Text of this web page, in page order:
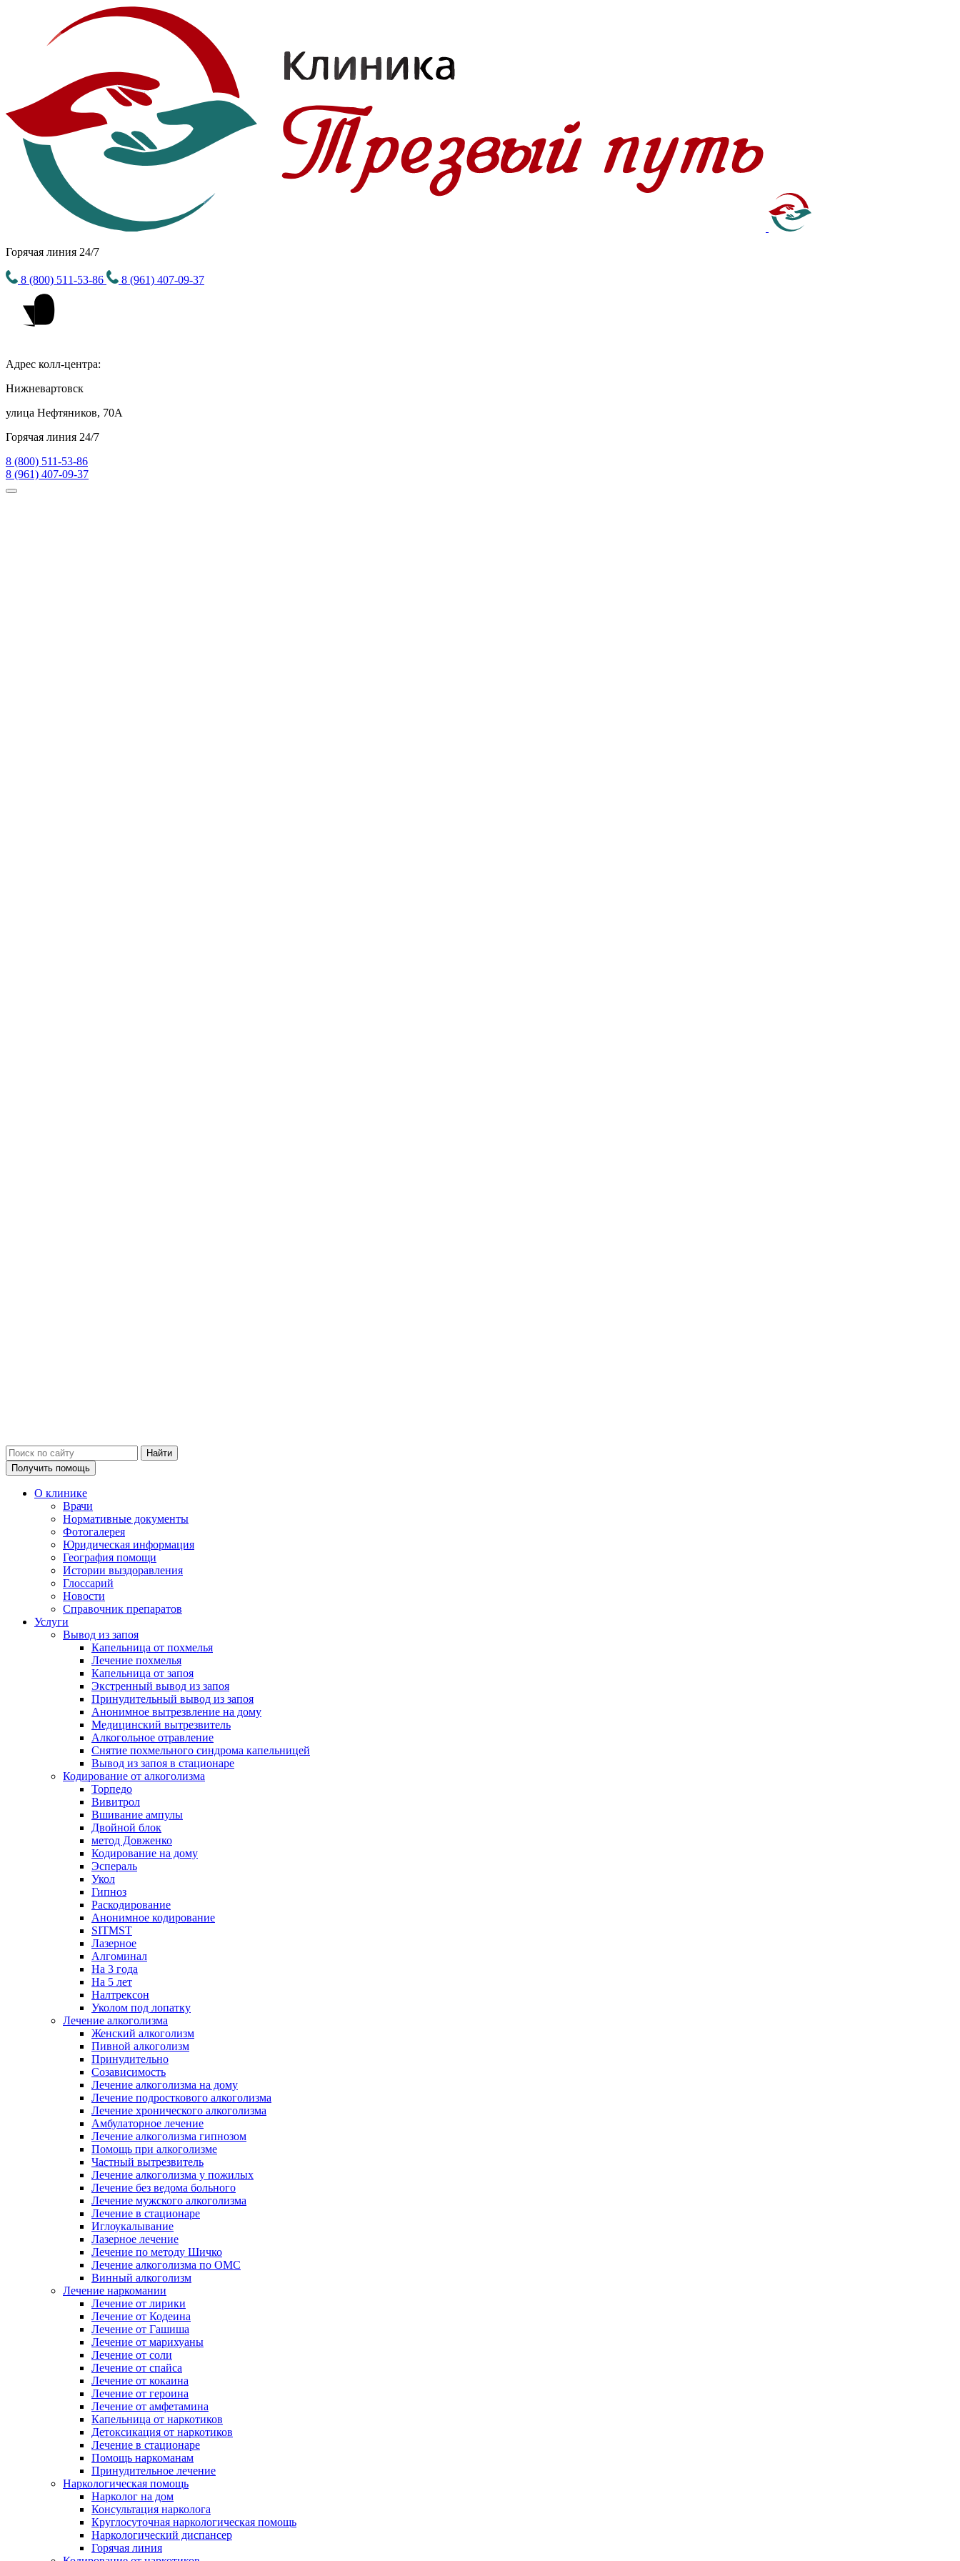
Горячая линия 24/7
8 (800) 511-53-86 8 (961) 407-09-37
Адрес колл-центра:
Нижневартовск
улица Нефтяников, 70А
Горячая линия 24/7
8 (800) 511-53-86
8 (961) 407-09-37
Получить помощь
О клинике
Врачи
Нормативные документы
Фотогалерея
Юридическая информация
География помощи
Истории выздоравления
Глоссарий
Новости
Справочник препаратов
Услуги
Вывод из запоя
Капельница от похмелья
Лечение похмелья
Капельница от запоя
Экстренный вывод из запоя
Принудительный вывод из запоя
Анонимное вытрезвление на дому
Медицинский вытрезвитель
Алкогольное отравление
Снятие похмельного синдрома капельницей
Вывод из запоя в стационаре
Кодирование от алкоголизма
Торпедо
Вивитрол
Вшивание ампулы
Двойной блок
метод Довженко
Кодирование на дому
Эспераль
Укол
Гипноз
Раскодирование
Анонимное кодирование
SITMST
Лазерное
Алгоминал
На 3 года
На 5 лет
Налтрексон
Уколом под лопатку
Лечение алкоголизма
Женский алкоголизм
Пивной алкоголизм
Принудительно
Созависимость
Лечение алкоголизма на дому
Лечение подросткового алкоголизма
Лечение хронического алкоголизма
Амбулаторное лечение
Лечение алкоголизма гипнозом
Помощь при алкоголизме
Частный вытрезвитель
Лечение алкоголизма у пожилых
Лечение без ведома больного
Лечение мужского алкоголизма
Лечение в стационаре
Иглоукалывание
Лазерное лечение
Лечение по методу Шичко
Лечение алкоголизма по ОМС
Винный алкоголизм
Лечение наркомании
Лечение от лирики
Лечение от Кодеина
Лечение от Гашиша
Лечение от марихуаны
Лечение от соли
Лечение от спайса
Лечение от кокаина
Лечение от героина
Лечение от амфетамина
Капельница от наркотиков
Детоксикация от наркотиков
Лечение в стационаре
Помощь наркоманам
Принудительное лечение
Наркологическая помощь
Нарколог на дом
Консультация нарколога
Круглосуточная наркологическая помощь
Наркологический диспансер
Горячая линия